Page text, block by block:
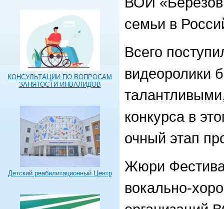
КОНСУЛЬТАЦИИ ПО ВОПРОСАМ
ЗАНЯТОСТИ ИНВАЛИДОВ
Детский реабилитационный Центр
семьи в
Всего
видеоролики
конкурса в
очный этап
Жюри
вокально-